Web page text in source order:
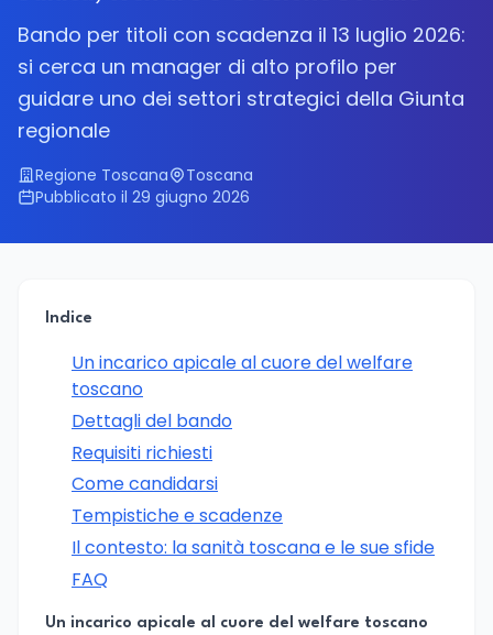
Bando per titoli con scadenza il 13 luglio 2026:
si cerca un manager di alto profilo per
guidare uno dei settori strategici della Giunta
regionale
Regione Toscana
Toscana
Pubblicato il 29 giugno 2026
Indice
Un incarico apicale al cuore del welfare
toscano
Dettagli del bando
Requisiti richiesti
Come candidarsi
Tempistiche e scadenze
Il contesto: la sanità toscana e le sue sfide
FAQ
Un incarico apicale al cuore del welfare toscano